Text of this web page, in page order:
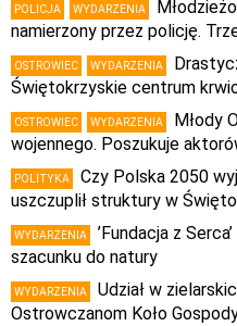
POLICJA WYDARZENIA
namierzony przez policję.
OSTROWIEC WYDARZENIA
Świętokrzyskie centrum
OSTROWIEC WYDARZENIA
Młody
wojennego. Poszukuje
POLITYKA
Czy Polska 2050
uszczuplił struktury w
WYDARZENIA
’Fundacja z
szacunku do natury
WYDARZENIA
Udział w
Ostrowczanom Koło